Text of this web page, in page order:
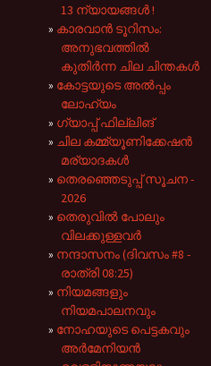
13 ന്യായങ്ങൾ !
കാരവാൻ ടൂറിസം:
അനുഭവത്തിൽ
കുതിർന്ന ചില ചിന്തകൾ
കോട്ടയുടെ അൽപ്പം
ലോഹ്യം
ഗ്യാപ്പ് ഫില്ലിങ്
ചില കമ്മ്യൂണിക്കേഷൻ
മര്യാദകൾ
തെരഞ്ഞെടുപ്പ് സൂചന -
2026
തെരുവിൽ പോലും
വിലക്കുള്ളവർ
നന്ദാസനം (ദിവസം #8 -
രാത്രി 08:25)
നിയമങ്ങളും
നിയമപാലനവും
നോഹയുടെ പെട്ടകവും
അർമേനിയൻ